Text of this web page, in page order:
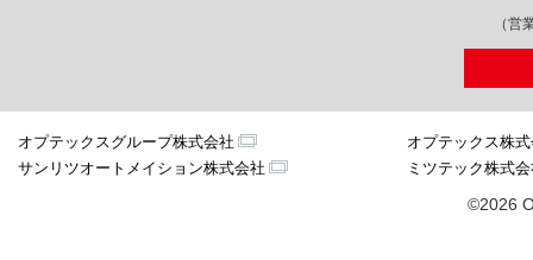
（営
オプテックスグループ株式会社
オプテックス株
サンリツオートメイション株式会社
ミツテック株式
©2026